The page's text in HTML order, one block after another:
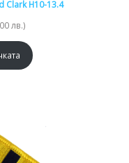
H10-13.4
лв.)